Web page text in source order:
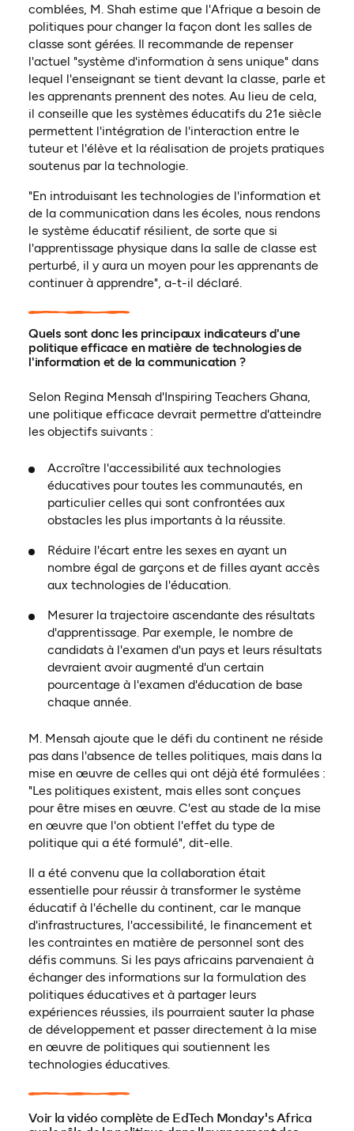
comblées, M. Shah estime que l'Afrique a besoin de
politiques pour changer la façon dont les salles de
classe sont gérées. Il recommande de repenser
l'actuel "système d'information à sens unique" dans
lequel l'enseignant se tient devant la classe, parle et
les apprenants prennent des notes. Au lieu de cela,
il conseille que les systèmes éducatifs du 21e siècle
permettent l'intégration de l'interaction entre le
tuteur et l'élève et la réalisation de projets pratiques
soutenus par la technologie.
"En introduisant les technologies de l'information et
de la communication dans les écoles, nous rendons
le système éducatif résilient, de sorte que si
l'apprentissage physique dans la salle de classe est
perturbé, il y aura un moyen pour les apprenants de
continuer à apprendre", a-t-il déclaré.
Quels sont donc les principaux indicateurs d'une
politique efficace en matière de technologies de
l'information et de la communication ?
Selon Regina Mensah d'Inspiring Teachers Ghana,
une politique efficace devrait permettre d'atteindre
les objectifs suivants :
Accroître l'accessibilité aux technologies
éducatives pour toutes les communautés, en
particulier celles qui sont confrontées aux
obstacles les plus importants à la réussite.
Réduire l'écart entre les sexes en ayant un
nombre égal de garçons et de filles ayant accès
aux technologies de l'éducation.
Mesurer la trajectoire ascendante des résultats
d'apprentissage. Par exemple, le nombre de
candidats à l'examen d'un pays et leurs résultats
devraient avoir augmenté d'un certain
pourcentage à l'examen d'éducation de base
chaque année.
M. Mensah ajoute que le défi du continent ne réside
pas dans l'absence de telles politiques, mais dans la
mise en œuvre de celles qui ont déjà été formulées :
"Les politiques existent, mais elles sont conçues
pour être mises en œuvre. C'est au stade de la mise
en œuvre que l'on obtient l'effet du type de
politique qui a été formulé", dit-elle.
Il a été convenu que la collaboration était
essentielle pour réussir à transformer le système
éducatif à l'échelle du continent, car le manque
d'infrastructures, l'accessibilité, le financement et
les contraintes en matière de personnel sont des
défis communs. Si les pays africains parvenaient à
échanger des informations sur la formulation des
politiques éducatives et à partager leurs
expériences réussies, ils pourraient sauter la phase
de développement et passer directement à la mise
en œuvre de politiques qui soutiennent les
technologies éducatives.
Voir la vidéo complète de EdTech Monday's Africa